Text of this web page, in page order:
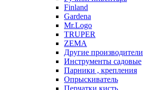
Finland
Gardena
Mr.Logo
TRUPER
ZEMA
Другие производители
Инструменты садовые
Парники , крепления
Опрыскиватель
Перчатки,кисть